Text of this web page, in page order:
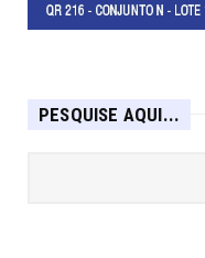
PESQUISE AQUI...